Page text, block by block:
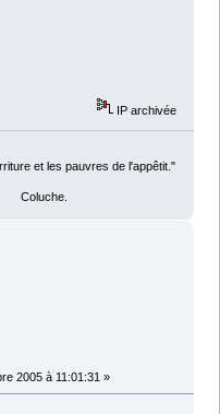
IP archivée
et les pauvres de l'appêtit."
2005 à 11:01:31 »